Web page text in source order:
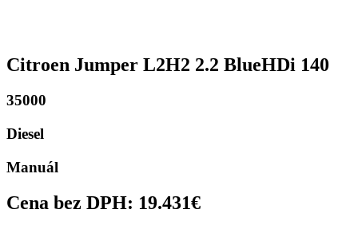
Citroen Jumper L2H2 2.2 BlueHDi 140
35000
Diesel
Manuál
Cena bez DPH: 19.431€